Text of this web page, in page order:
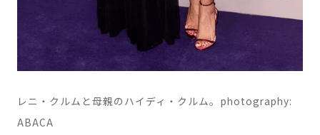
レニ・クルムと母親のハイディ・クルム。photography:
ABACA